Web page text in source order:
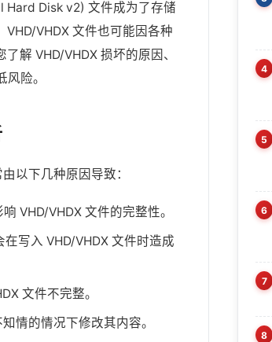
Disk v2) 文件成为了存储
VHDX 文件也可能因各种
解 VHD/VHDX 损坏的原因、
险。
以下几种原因导致：
VHD/VHDX 文件的完整性。
写入 VHD/VHDX 文件时造成
文件不完整。
情的情况下修改其内容。
4
5
6
7
8